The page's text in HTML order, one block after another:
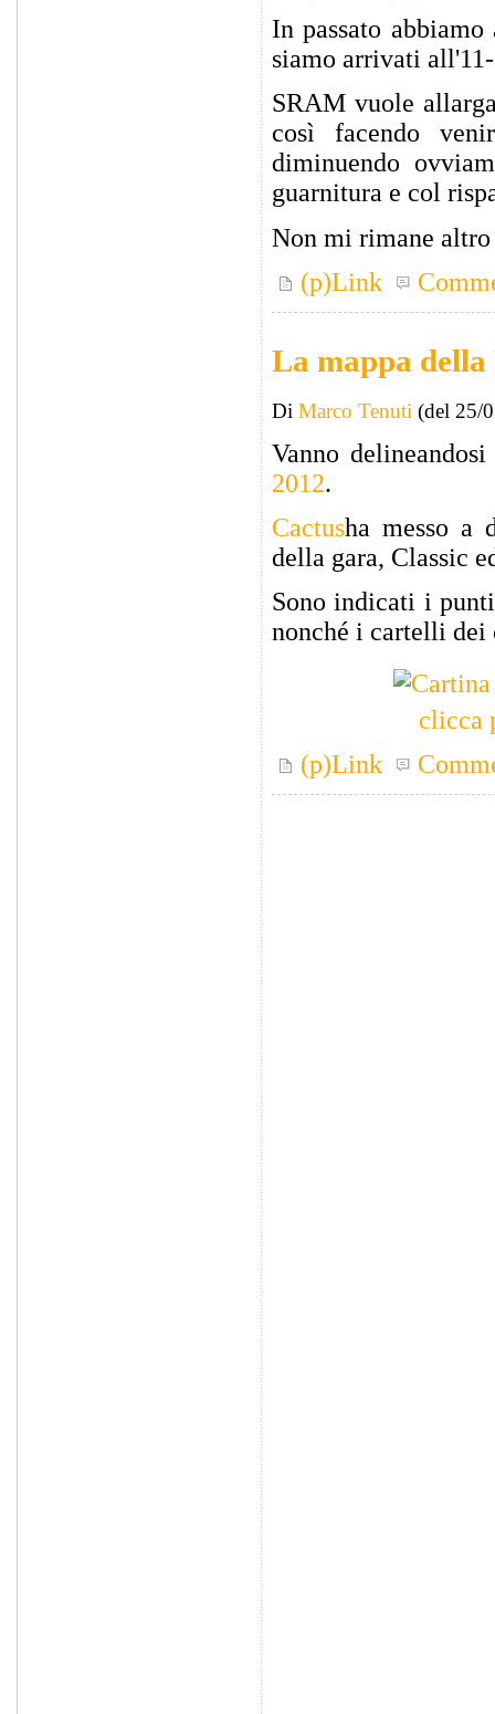
In passato
siamo arrivati
SRAM vuole
così facendo
diminuendo
guarnitura e col
Non mi rimane
(p)Link
La mappa della
Di Marco Tenuti (del 25/
Vanno
2012.
Cactusha messo a
della gara, Classic
Sono indicati i
nonché i cartelli
clicca
(p)Link